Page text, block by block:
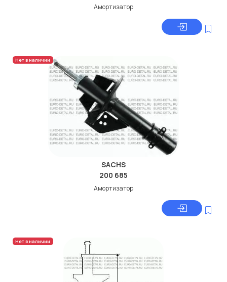
Амортизатор
Нет в наличии
SACHS
200 685
Амортизатор
Нет в наличии